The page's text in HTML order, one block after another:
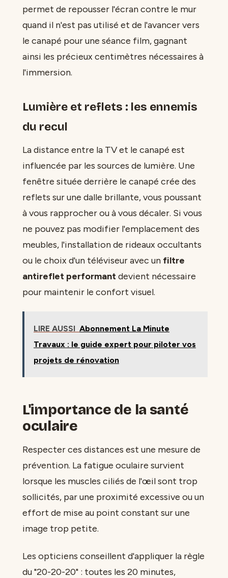
permet de repousser l'écran contre le mur
quand il n'est pas utilisé et de l'avancer vers
le canapé pour une séance film, gagnant
ainsi les précieux centimètres nécessaires à
l'immersion.
Lumière et reflets : les ennemis
du recul
La distance entre la TV et le canapé est
influencée par les sources de lumière. Une
fenêtre située derrière le canapé crée des
reflets sur une dalle brillante, vous poussant
à vous rapprocher ou à vous décaler. Si vous
ne pouvez pas modifier l'emplacement des
meubles, l'installation de rideaux occultants
ou le choix d'un téléviseur avec un filtre
antireflet performantdevient nécessaire
pour maintenir le confort visuel.
LIRE AUSSI Abonnement La Minute
Travaux : le guide expert pour piloter vos
projets de rénovation
L'importance de la santé
oculaire
Respecter ces distances est une mesure de
prévention. La fatigue oculaire survient
lorsque les muscles ciliés de l'œil sont trop
sollicités, par une proximité excessive ou un
effort de mise au point constant sur une
image trop petite.
Les opticiens conseillent d'appliquer la règle
du "20-20-20" : toutes les 20 minutes,